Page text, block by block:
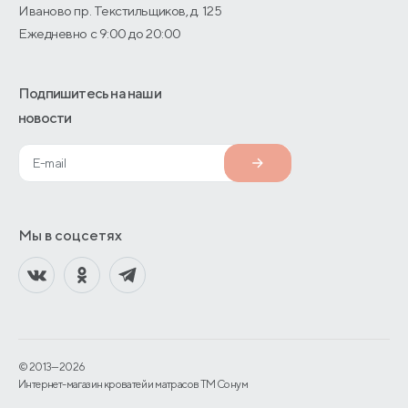
Иваново пр. Текстильщиков, д. 125
Ежедневно с 9:00 до 20:00
Подпишитесь на наши
новости
Мы в соцсетях
© 2013—2026
Интернет-магазин кроватей и матрасов TM Сонум